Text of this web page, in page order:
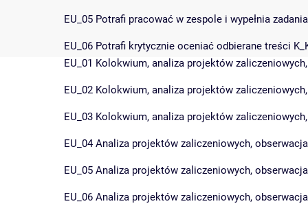
EU_05 Potrafi pracować w zespole i wypełnia
EU_06 Potrafi krytycznie oceniać odbierane treści
EU_01 Kolokwium, analiza projektów
EU_02 Kolokwium, analiza projektów
EU_03 Kolokwium, analiza projektów
EU_04 Analiza projektów zaliczeniowych,
EU_05 Analiza projektów zaliczeniowych,
EU_06 Analiza projektów zaliczeniowych,